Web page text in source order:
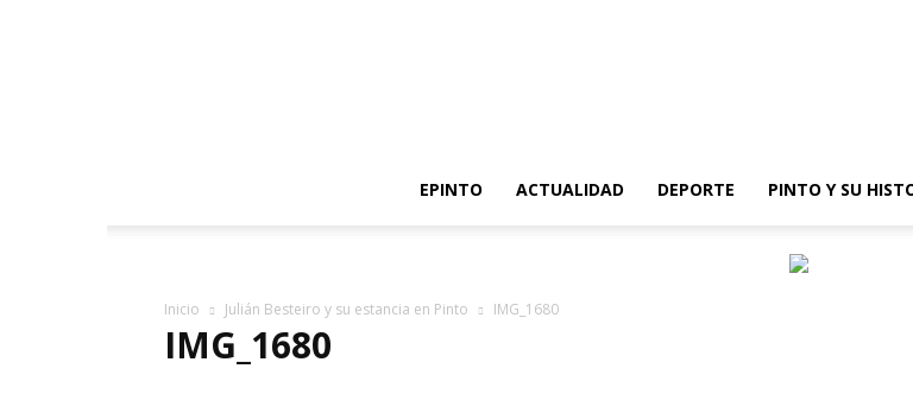
EPINTO
ACTUALIDAD DEPORTE PINTO Y SU
Inicio Julián Besteiro y su estancia en Pinto IMG_1680
IMG_1680